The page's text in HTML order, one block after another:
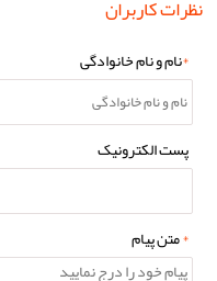
نظرات کاربران
*نام و نام خانوادگی
پست الکترونیک
*متن پیام